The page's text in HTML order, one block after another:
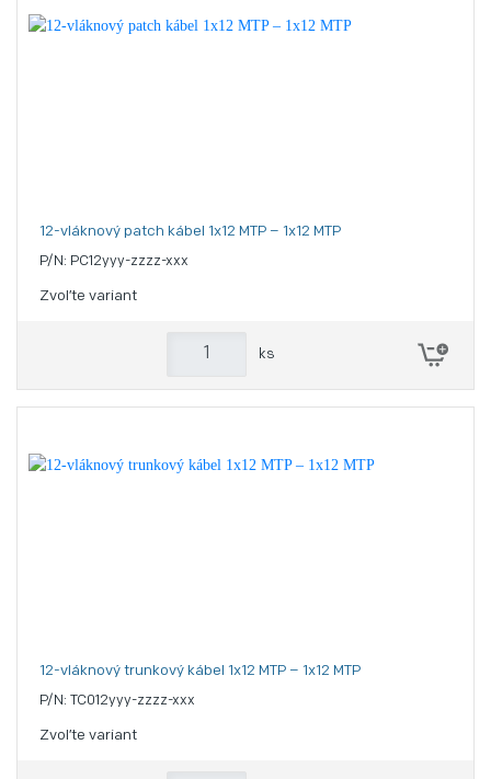
12-vláknový patch kábel 1x12 MTP – 1x12 MTP
P/N: PC12yyy-zzzz-xxx
Zvoľte variant
ks
12-vláknový trunkový kábel 1x12 MTP – 1x12 MTP
P/N: TC012yyy-zzzz-xxx
Zvoľte variant